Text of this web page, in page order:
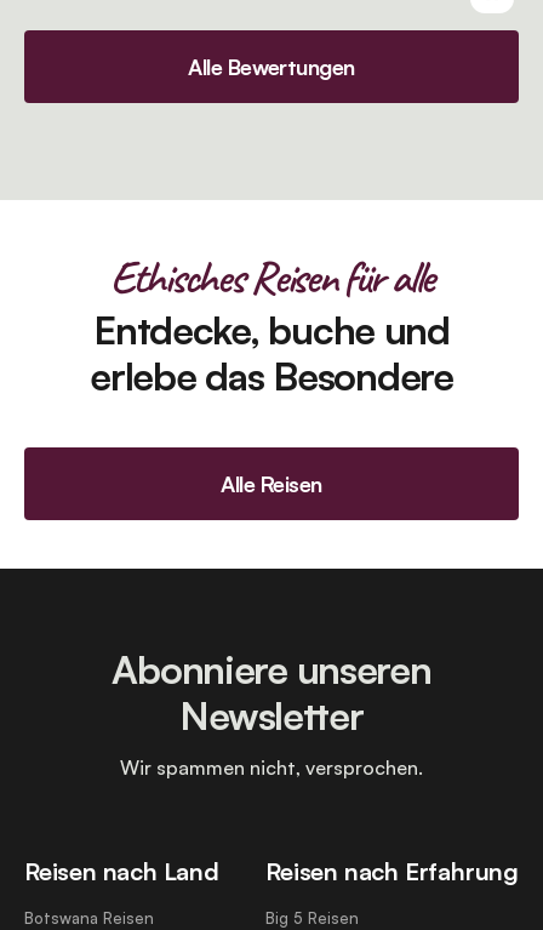
Alle Bewertungen
Ethisches Reisen für alle
Entdecke, buche und
erlebe das Besondere
Alle Reisen
Reisen nach Land
Botswana Reisen
Reisen nach Erfahrung
Big 5 Reisen
Abonniere unseren
Newsletter
Wir spammen nicht, versprochen.